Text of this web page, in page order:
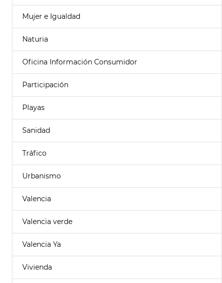
Mujer e Igualdad
Naturia
Oficina Información Consumidor
Participación
Playas
Sanidad
Tráfico
Urbanismo
Valencia
Valencia verde
Valencia Ya
Vivienda